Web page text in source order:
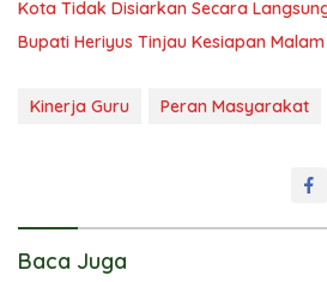
Kota Tidak Disiarkan Secara
Bupati Heriyus Tinjau Kesiapan
Kinerja Guru Peran Masyarakat
Baca Juga